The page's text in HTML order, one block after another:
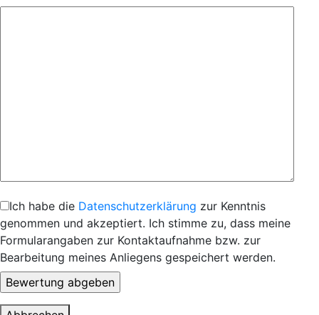
Ich habe die Datenschutzerklärung zur Kenntnis
genommen und akzeptiert. Ich stimme zu, dass meine
Formularangaben zur Kontaktaufnahme bzw. zur
Bearbeitung meines Anliegens gespeichert werden.